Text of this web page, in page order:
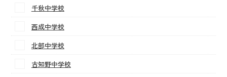
千秋中学校
西成中学校
北部中学校
古知野中学校